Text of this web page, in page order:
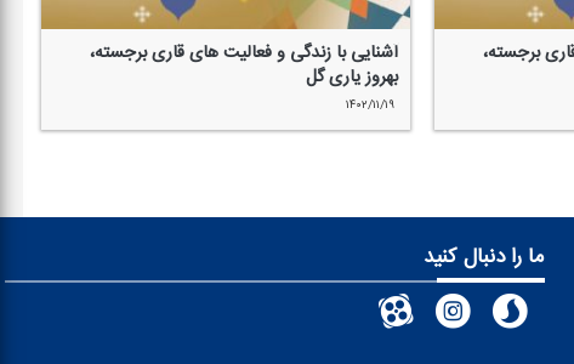
برجسته،
آشنایی با زندگی و فعالیت های قاری برجسته،
بهروز یاری گل
۱۴۰۲/۱۱/۱۹
ما را دنبال کنید